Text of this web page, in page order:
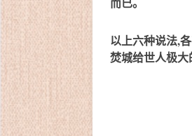
以上六种说法,
焚城给世人极大